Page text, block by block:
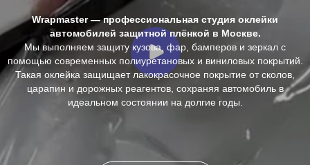
Wrapmaster — профессиональная студия оклейки
автомобилей защитной плёнкой в Москве.
Мы выполняем защиту кузова, фар, бамперов и зеркал с
помощью современных полиуретановых и виниловых покрытий.
Такая оклейка защищает лакокрасочное покрытие от сколов,
царапин и дорожных реагентов, сохраняя автомобиль в
идеальном состоянии на долгие годы.